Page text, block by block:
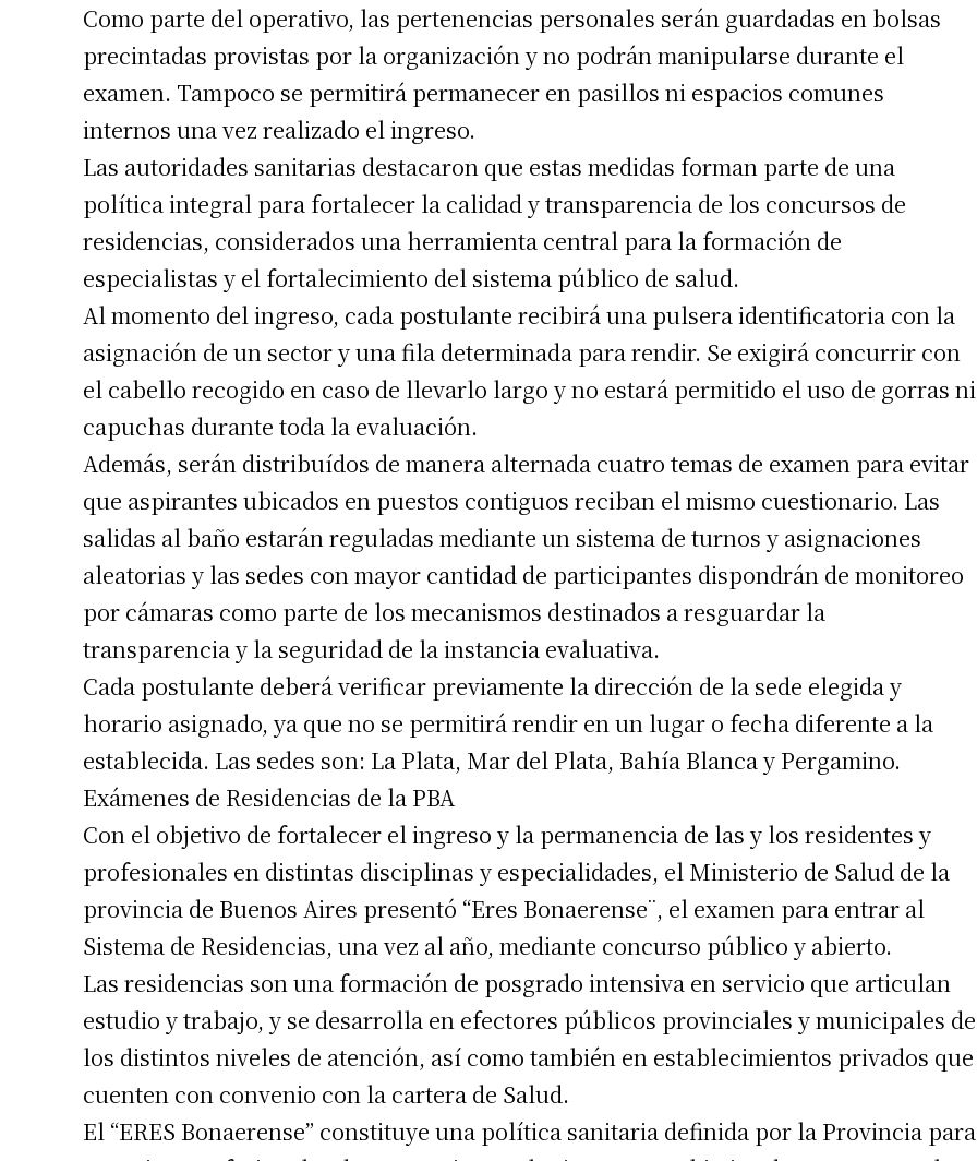
Como parte del operativo, las pertenencias personales serán guardadas en bolsas
precintadas provistas por la organización y no podrán manipularse durante el
examen. Tampoco se permitirá permanecer en pasillos ni espacios comunes
internos una vez realizado el ingreso.
Las autoridades sanitarias destacaron que estas medidas forman parte de una
política integral para fortalecer la calidad y transparencia de los concursos de
residencias, considerados una herramienta central para la formación de
especialistas y el fortalecimiento del sistema público de salud.
Al momento del ingreso, cada postulante recibirá una pulsera identificatoria con la
asignación de un sector y una fila determinada para rendir. Se exigirá concurrir con
el cabello recogido en caso de llevarlo largo y no estará permitido el uso de gorras ni
capuchas durante toda la evaluación.
Además, serán distribuídos de manera alternada cuatro temas de examen para evitar
que aspirantes ubicados en puestos contiguos reciban el mismo cuestionario. Las
salidas al baño estarán reguladas mediante un sistema de turnos y asignaciones
aleatorias y las sedes con mayor cantidad de participantes dispondrán de monitoreo
por cámaras como parte de los mecanismos destinados a resguardar la
transparencia y la seguridad de la instancia evaluativa.
Cada postulante deberá verificar previamente la dirección de la sede elegida y
horario asignado, ya que no se permitirá rendir en un lugar o fecha diferente a la
establecida. Las sedes son: La Plata, Mar del Plata, Bahía Blanca y Pergamino.
Exámenes de Residencias de la PBA
Con el objetivo de fortalecer el ingreso y la permanencia de las y los residentes y
profesionales en distintas disciplinas y especialidades, el Ministerio de Salud de la
provincia de Buenos Aires presentó “Eres Bonaerense¨, el examen para entrar al
Sistema de Residencias, una vez al año, mediante concurso público y abierto.
Las residencias son una formación de posgrado intensiva en servicio que articulan
estudio y trabajo, y se desarrolla en efectores públicos provinciales y municipales de
los distintos niveles de atención, así como también en establecimientos privados que
cuenten con convenio con la cartera de Salud.
El “ERES Bonaerense” constituye una política sanitaria definida por la Provincia para